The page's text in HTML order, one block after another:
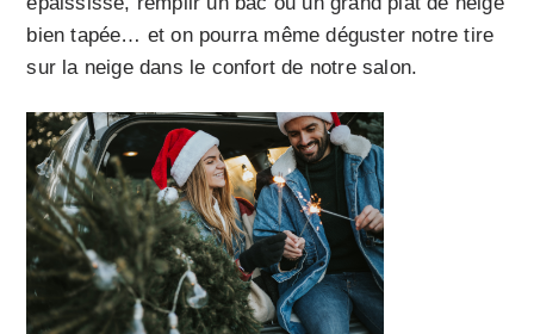
bien tapée… et on pourra même déguster notre tire
sur la neige dans le confort de notre salon.